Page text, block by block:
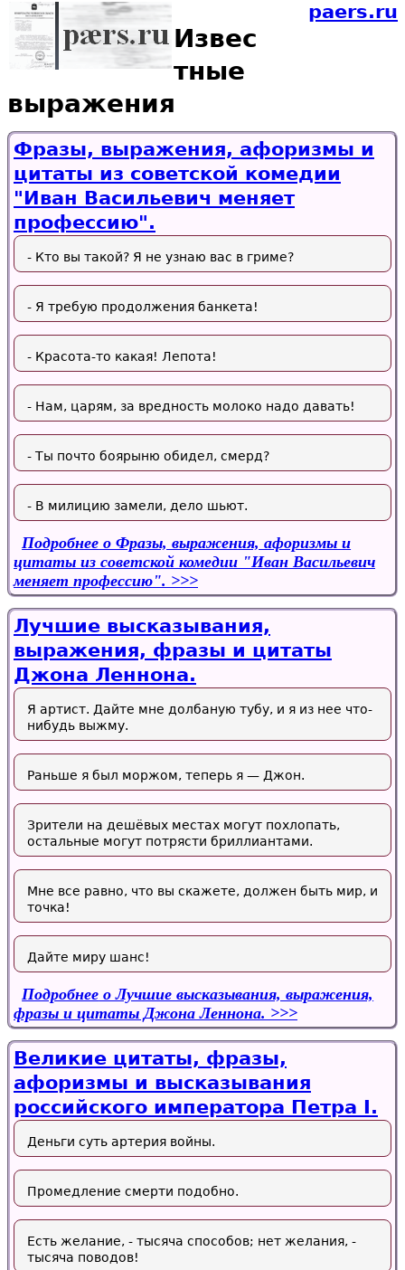
paers.ru
Извес
тные
выражения
Фразы, выражения, афоризмы и
цитаты из советской комедии
"Иван Васильевич меняет
профессию".
- Кто вы такой? Я не узнаю вас в гриме?
- Я требую продолжения банкета!
- Красота-то какая! Лепота!
- Нам, царям, за вредность молоко надо давать!
- Ты почто боярыню обидел, смерд?
- В милицию замели, дело шьют.
Подробнее о Фразы, выражения, афоризмы и
цитаты из советской комедии "Иван Васильевич
меняет профессию".
Лучшие высказывания,
выражения, фразы и цитаты
Джона Леннона.
Я артист. Дайте мне долбаную тубу, и я из нее что-
нибудь выжму.
Раньше я был моржом, теперь я — Джон.
Зрители на дешёвых местах могут похлопать,
остальные могут потрясти бриллиантами.
Мне все равно, что вы скажете, должен быть мир, и
точка!
Дайте миру шанс!
Подробнее о Лучшие высказывания, выражения,
фразы и цитаты Джона Леннона.
Великие цитаты, фразы,
афоризмы и высказывания
российского императора Петра I.
Деньги суть артерия войны.
Промедление смерти подобно.
Есть желание, - тысяча способов; нет желания, -
тысяча поводов!